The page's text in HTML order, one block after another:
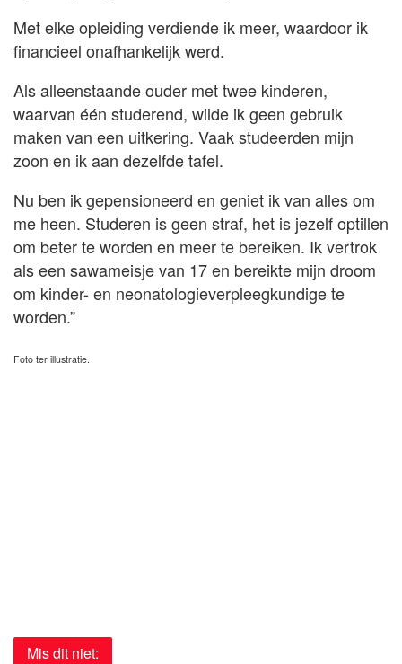
Met elke opleiding verdiende ik meer, waardoor ik
financieel onafhankelijk werd.
Als alleenstaande ouder met twee kinderen,
waarvan één studerend, wilde ik geen gebruik
maken van een uitkering. Vaak studeerden mijn
zoon en ik aan dezelfde tafel.
Nu ben ik gepensioneerd en geniet ik van alles om
me heen. Studeren is geen straf, het is jezelf optillen
om beter te worden en meer te bereiken. Ik vertrok
als een sawameisje van 17 en bereikte mijn droom
om kinder- en neonatologieverpleegkundige te
worden.”
Foto ter illustratie.
Mis dit niet: